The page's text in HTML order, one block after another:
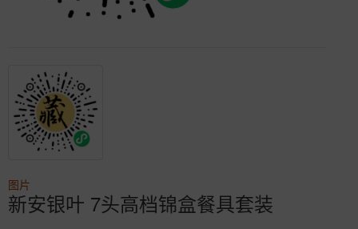
图片
新安银叶 7头高档锦盒餐具套装